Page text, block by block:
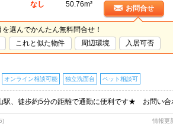
なし
50.76m²
お問合せ
選んでかんたん無料問合せ！
これと似た物件 周辺環境 入居可否
オンライン相談可能 独立洗面台 ペット相談可
情報更